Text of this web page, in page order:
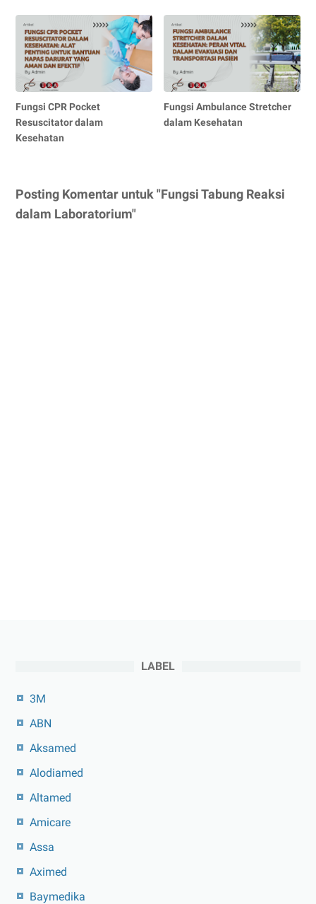
Fungsi CPR Pocket
Resuscitator dalam
Kesehatan
Fungsi Ambulance Stretcher
dalam Kesehatan
Posting Komentar untuk "Fungsi Tabung Reaksi
dalam Laboratorium"
LABEL
3M
ABN
Aksamed
Alodiamed
Altamed
Amicare
Assa
Aximed
Baymedika